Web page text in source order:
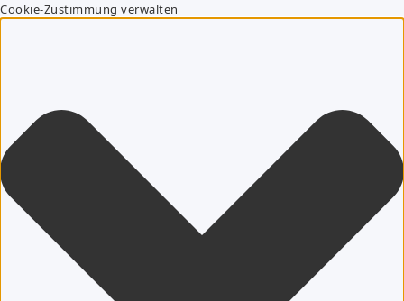
Cookie-Zustimmung verwalten